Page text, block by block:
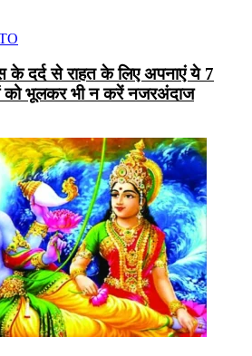
दर्द से राहत के लिए अपनाएं ये 7
भूलकर भी न करें नजरअंदाज